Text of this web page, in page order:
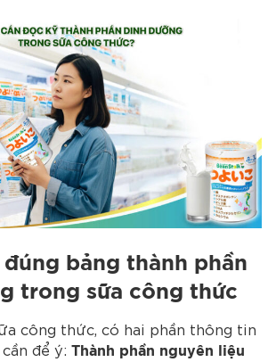
đúng bảng thành phần
trong sữa công thức
công thức, có hai phần thông tin
để ý: Thành phần nguyên liệu